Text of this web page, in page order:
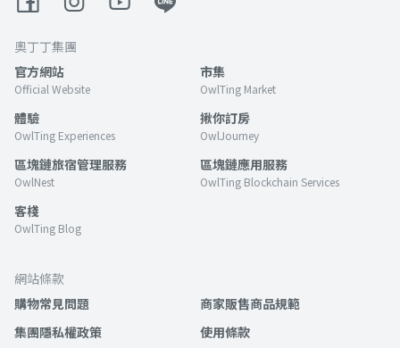
奧丁丁集團
官方網站
Official Website
市集
OwlTing Market
體驗
OwlTing Experiences
揪你訂房
OwlJourney
區塊鏈旅宿管理服務
OwlNest
區塊鏈應用服務
OwlTing Blockchain Services
客棧
OwlTing Blog
網站條款
購物常見問題
商家販售商品規範
集團隱私權政策
使用條款